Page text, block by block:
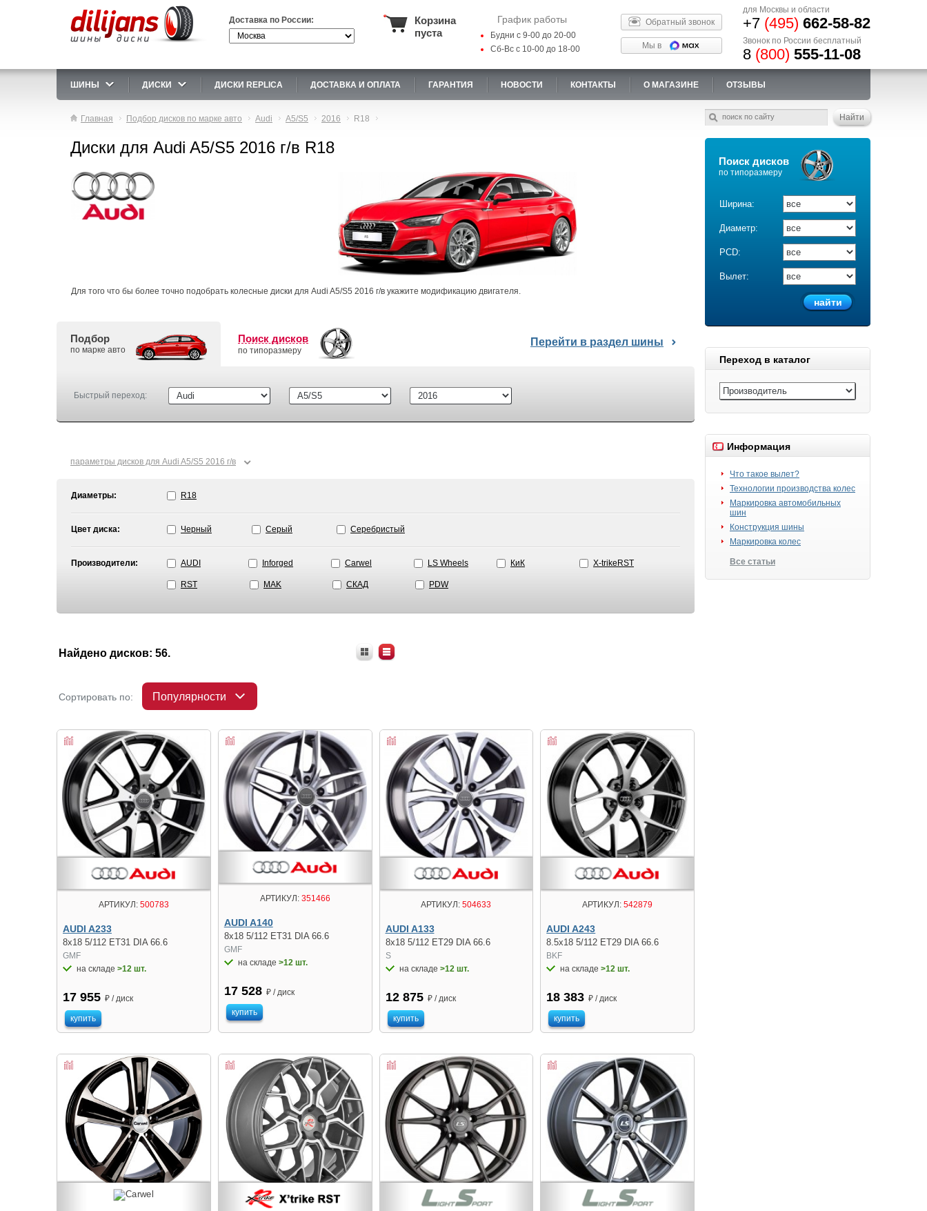
Доставка по России:
Корзина
пуста
График работы
Будни с 9-00 до 20-00
Сб-Вс с 10-00 до 18-00
Обратный звонок
Мы в
для Москвы и области
+7 (495) 662-58-82
Звонок по России бесплатный
8 (800) 555-11-08
ШИНЫ ДИСКИ ДИСКИ REPLICA ДОСТАВКА И ОПЛАТА ГАРАНТИЯ НОВОСТИ КОНТАКТЫ О МАГАЗИНЕ ОТЗЫВЫ
Главная Подбор дисков по марке авто Audi A5/S5 2016 R18
Поиск дисков
по типоразмеру
Ширина:
Диаметр:
PCD:
Вылет:
Переход в каталог
Информация
Что такое вылет?
Технологии производства колес
Маркировка автомобильных
шин
Конструкция шины
Маркировка колес
Все статьи
Диски для Audi A5/S5 2016 г/в R18
Для того что бы более точно подобрать колесные диски для Audi A5/S5 2016 г/в укажите модификацию двигателя.
Перейти в раздел шины
Подбор
по марке авто
Поиск дисков
по типоразмеру
Быстрый переход:
параметры дисков для Audi A5/S5 2016 г/в ⌄
Диаметры: R18
Цвет диска: Черный Серый Серебристый
Производители: AUDI Inforged Carwel LS Wheels КиК X-trikeRST
RST MAK СКАД PDW
Найдено дисков: 56.
Сортировать по: Популярности
АРТИКУЛ:500783
AUDI A233
8x18 5/112 ET31 DIA 66.6
GMF
на складе >12 шт.
17 955 ₽ / диск
купить
АРТИКУЛ:351466
AUDI A140
8x18 5/112 ET31 DIA 66.6
GMF
на складе >12 шт.
17 528 ₽ / диск
купить
АРТИКУЛ: 504633
AUDI A133
8x18 5/112 ET29 DIA 66.6
S
на складе >12 шт.
12 875 ₽ / диск
купить
АРТИКУЛ: 542879
AUDI A243
8.5x18 5/112 ET29 DIA 66.6
BKF
на складе>12 шт.
18 383 ₽ / диск
купить